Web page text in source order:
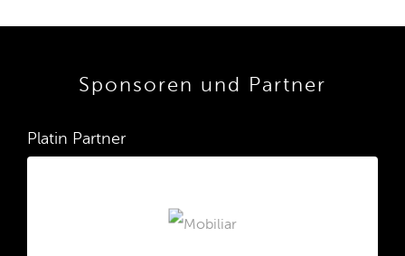
Sponsoren und Partner
Platin Partner